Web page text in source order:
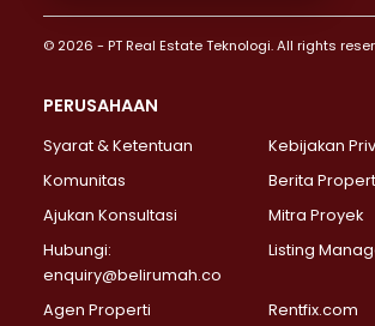
Properti Dijual di Bendungan Hilir >
Properti Dijual di Jakarta Selatan >
Properti Dijual di Lebak Bulus >
Properti Dijual di Gandaria Selatan >
Properti Dijual di Pondok Labu >
Properti Dijual di Lenteng Agung >
Properti Dijual di Senayan >
Properti Dijual di Pondok Pinang >
© 2026 - PT Real Estate Teknologi. All rights
PERUSAHAAN
Syarat & Ketentuan
Kebijakan
Komunitas
Berita
Ajukan Konsultasi
Mitra Proyek
Hubungi:
enquiry@belirumah.co
Listing
Agen Properti Rentfix.com